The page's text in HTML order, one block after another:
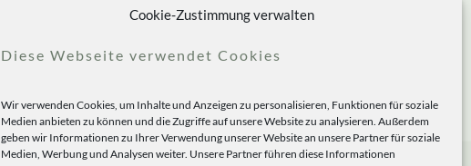
Cookie-Zustimmung verwalten
Diese Webseite verwendet Cookies
Wir verwenden Cookies, um Inhalte und Anzeigen zu personalisieren, Funktionen für soziale
Medien anbieten zu können und die Zugriffe auf unsere Website zu analysieren. Außerdem
geben wir Informationen zu Ihrer Verwendung unserer Website an unsere Partner für soziale
Medien, Werbung und Analysen weiter. Unsere Partner führen diese Informationen
Allerlei Seltenes